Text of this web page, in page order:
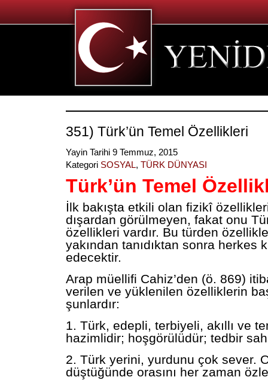
351) Türk’ün Temel Özellikleri
Yayin Tarihi 9 Temmuz, 2015
Kategori SOSYAL, TÜRK DÜNYASI
Türk’ün Temel
İlk bakışta etkili olan fizikî
dışardan görülmeyen, fakat onu
özellikleri vardır. Bu türden
yakından tanıdıktan sonra herkes
edecektir.
Arap müellifi Cahiz’den (ö. 869)
verilen ve yüklenilen özelliklerin
şunlardır:
1. Türk, edepli, terbiyeli, akıllı ve
hazimlidir; hoşgörülüdür; tedbir
2. Türk yerini, yurdunu çok sever.
düştüğünde orasını her zaman